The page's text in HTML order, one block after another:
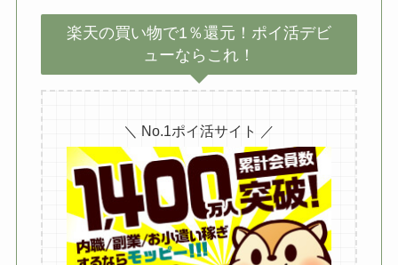
楽天の買い物で1％還元！ポイ活デビ
ューならこれ！
＼ No.1ポイ活サイト ／